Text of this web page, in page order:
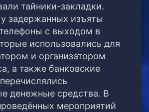
тайники-закладки.
задержанных изъяты
с выходом в
использовались для
и организатором
а также банковские
денежные средства. В
мероприятий